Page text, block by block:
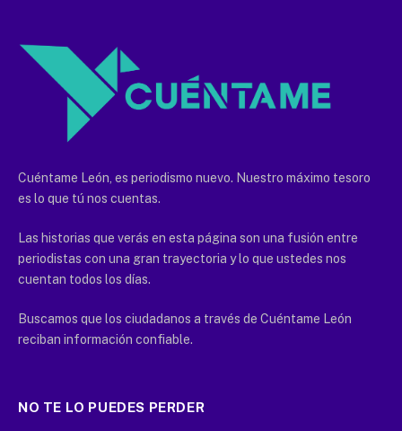
Cuéntame León, es periodismo nuevo. Nuestro máximo tesoro
es lo que tú nos cuentas.
Las historias que verás en esta página son una fusión entre
periodistas con una gran trayectoria y lo que ustedes nos
cuentan todos los días.
Buscamos que los ciudadanos a través de Cuéntame León
reciban información confiable.
NO TE LO PUEDES PERDER